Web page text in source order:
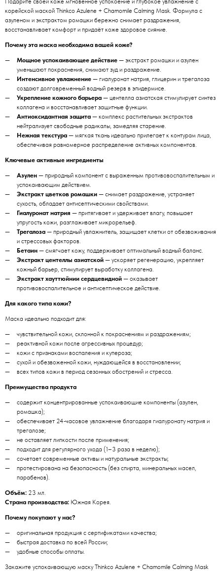
корейской маской Thinkco Azulene + Chamomile Calming Mask. Формула с
азуленом и экстрактом ромашки бережно снимает раздражения,
восстанавливает комфорт и придаёт коже здоровое сияние.
Почему эта маска необходима вашей коже?
Мощное успокаивающее действие — экстракт ромашки и азулен
уменьшают покраснения, снимают зуд и раздражение.
Интенсивное увлажнение — гиалуронат натрия, глицерин и трегалоза
создают долговременный водный резерв в эпидермисе.
Укрепление кожного барьера — центелла азиатская стимулирует синтез
коллагена и восстанавливает защитные функции.
Антиоксидантная защита — комплекс растительных экстрактов
нейтрализует свободные радикалы, замедляя старение.
Нежная текстура — мягкая ткань идеально прилегает к контурам лица,
обеспечивая равномерное распределение активных компонентов.
Ключевые активные ингредиенты
Азулен — природный компонент с выраженным противовоспалительным и
успокаивающим действием.
Экстракт цветков ромашки — снимает раздражение, устраняет
сухость, обладает антисептическими свойствами.
Гиалуронат натрия — притягивает и удерживает влагу, повышает
упругость кожи, разглаживает микрорельеф.
Трегалоза — природный увлажнитель, защищает клетки от обезвоживания
и стрессовых факторов.
Бетаин — смягчает кожу, поддерживает оптимальный водный баланс.
Экстракт центеллы азиатской — ускоряет регенерацию, укрепляет
кожный барьер, стимулирует выработку коллагена.
Экстракт хауттюйнии сердцевидной — оказывает
противовоспалительное и антисептическое действие.
Для какого типа кожи?
Маска идеально подходит для:
чувствительной кожи, склонной к покраснениям и раздражениям;
реактивной кожи после агрессивных процедур;
кожи с признаками воспаления и купероза;
сухой и обезвоженной кожи, нуждающейся в восстановлении;
всех типов кожи в период сезонных обострений и стресса.
Преимущества продукта
содержит концентрированные успокаивающие компоненты (азулен,
ромашка);
обеспечивает 24‑часовое увлажнение благодаря гиалуронату натрия и
трегалозе;
не оставляет липкости после применения;
подходит для регулярного ухода (1–3 раза в неделю);
сочетает современные активы и натуральные экстракты;
протестирована на безопасность (без спирта, минеральных масел,
парабенов).
Объём: 23 мл.
Страна производства: Южная Корея.
Почему покупают у нас?
оригинальная продукция с сертификатами качества;
быстрая доставка по всей России;
удобные способы оплаты.
Закажите успокаивающую маску Thinkco Azulene + Chamomile Calming Mask